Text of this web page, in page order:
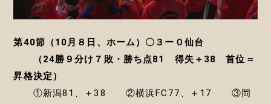
第40節（10月８日、ホーム）〇３ー０仙台
（24勝９分け７敗・勝ち点81 得失＋38 首位＝
昇格決定）
①新潟81、＋38 ②横浜FC77、＋17 ③岡